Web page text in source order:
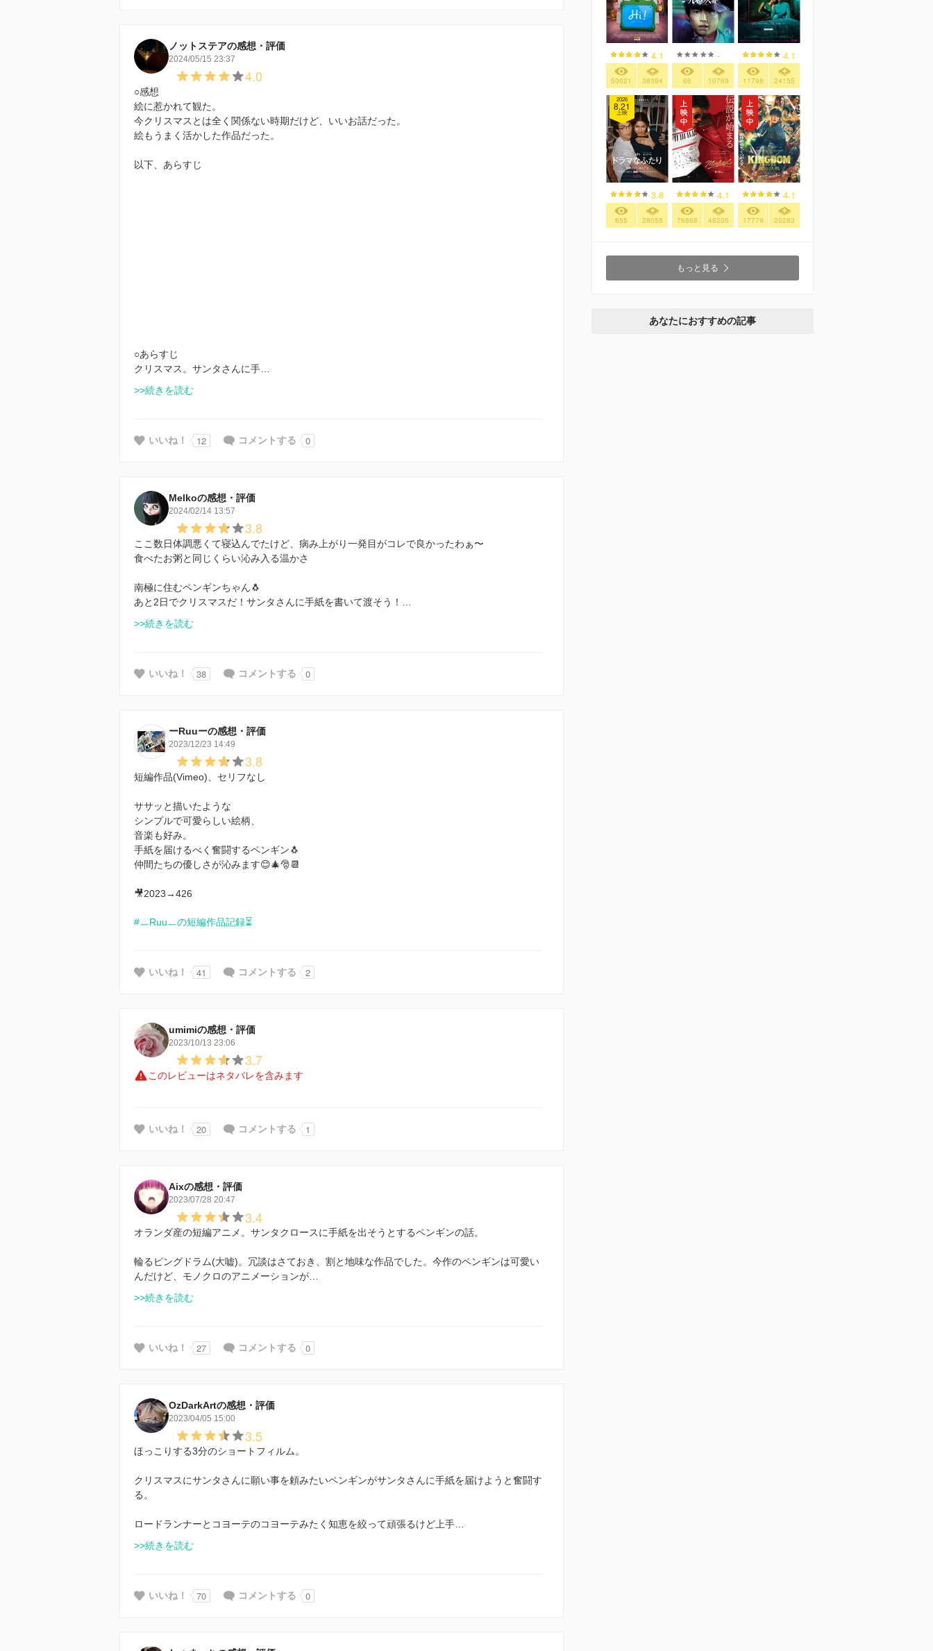
ノットステアの感想・評価
2024/05/15 23:37
4.0
○感想
絵に惹かれて観た。
今クリスマスとは全く関係ない時期だけど、いいお話だった。
絵もうまく活かした作品だった。
以下、あらすじ
○あらすじ
クリスマス。サンタさんに手…
>>続きを読む
いいね！ 12 コメントする 0
Melkoの感想・評価
2024/02/14 13:57
3.8
ここ数日体調悪くて寝込んでたけど、病み上がり一発目がコレで良かったわぁ〜
食べたお粥と同じくらい沁み入る温かさ
南極に住むペンギンちゃん🐧
あと2日でクリスマスだ！サンタさんに手紙を書いて渡そう！…
>>続きを読む
いいね！ 38 コメントする 0
ーRuuーの感想・評価
2023/12/23 14:49
3.8
短編作品(Vimeo)、セリフなし
ササッと描いたような
シンプルで可愛らしい絵柄、
音楽も好み。
手紙を届けるべく奮闘するペンギン🐧
仲間たちの優しさが沁みます😊🎄🎅📆
🎥2023→426
#ㅡRuuㅡの短編作品記録⏳
いいね！ 41 コメントする 2
umimiの感想・評価
2023/10/13 23:06
3.7
このレビューはネタバレを含みます
いいね！ 20 コメントする 1
Aixの感想・評価
2023/07/28 20:47
3.4
オランダ産の短編アニメ。サンタクロースに手紙を出そうとするペンギンの話。
輪るピングドラム(大嘘)。冗談はさておき、割と地味な作品でした。今作のペンギンは可愛い
んだけど、モノクロのアニメーションが…
>>続きを読む
いいね！ 27 コメントする 0
OzDarkArtの感想・評価
2023/04/05 15:00
3.5
ほっこりする3分のショートフィルム。
クリスマスにサンタさんに願い事を頼みたいペンギンがサンタさんに手紙を届けようと奮闘す
る。
ロードランナーとコヨーテのコヨーテみたく知恵を絞って頑張るけど上手…
>>続きを読む
いいね！ 70 コメントする 0
4.1
50021 38394
-
66 10769
4.1
11798 24155
2026
8.21
上映
3.8
855 28055
4.1
76868 48205
4.1
17779 20283
もっと見る
あなたにおすすめの記事